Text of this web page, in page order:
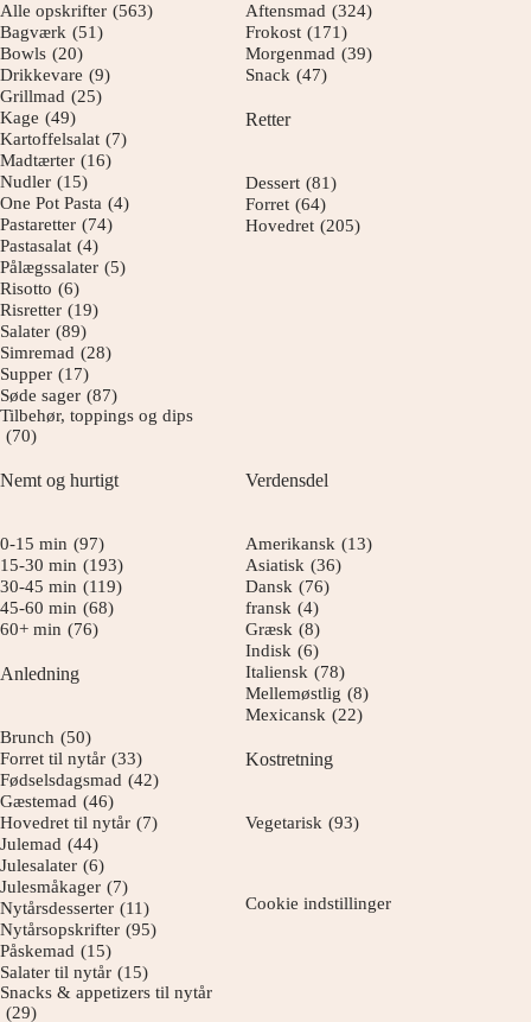
Alle opskrifter (563)
Bagværk (51)
Bowls (20)
Drikkevare (9)
Grillmad (25)
Kage (49)
Kartoffelsalat (7)
Madtærter (16)
Nudler (15)
One Pot Pasta (4)
Pastaretter (74)
Pastasalat (4)
Pålægssalater (5)
Risotto (6)
Risretter (19)
Salater (89)
Simremad (28)
Supper (17)
Søde sager (87)
Tilbehør, toppings og dips
(70)
Aftensmad (324)
Frokost (171)
Morgenmad (39)
Snack (47)
Retter
Dessert (81)
Forret (64)
Hovedret (205)
Nemt og hurtigt
0-15 min (97)
15-30 min (193)
30-45 min (119)
45-60 min (68)
60+ min (76)
Anledning
Brunch (50)
Forret til nytår (33)
Fødselsdagsmad (42)
Gæstemad (46)
Hovedret til nytår (7)
Julemad (44)
Julesalater (6)
Julesmåkager (7)
Nytårsdesserter (11)
Nytårsopskrifter (95)
Påskemad (15)
Salater til nytår (15)
Snacks & appetizers til nytår
(29)
Verdensdel
Amerikansk (13)
Asiatisk (36)
Dansk (76)
fransk (4)
Græsk (8)
Indisk (6)
Italiensk (78)
Mellemøstlig (8)
Mexicansk (22)
Kostretning
Vegetarisk (93)
Cookie indstillinger